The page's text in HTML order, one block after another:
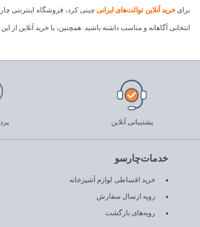
برایخرید آنلاین توالت‌های ایرانیچینی کرد، فروشگاه اینترنتی
انتخابی آگاهانه و مناسب داشته باشید. همچنین، با خرید آنلاین
پشتیبانی آنلاین
خدمات‌چارسو
خرید اقساطی لوازم آشپزخانه
رویه ارسال سفارش
رویه‌های بازگشت